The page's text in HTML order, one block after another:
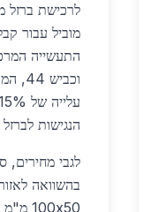
לרכישת ברזל
מוביל עבור
הנגישות לברזל
לגבי מחירים,
בהשוואה